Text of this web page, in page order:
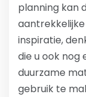
planning kan
inspiratie,
die u ook nog
duurzame
gebruik te